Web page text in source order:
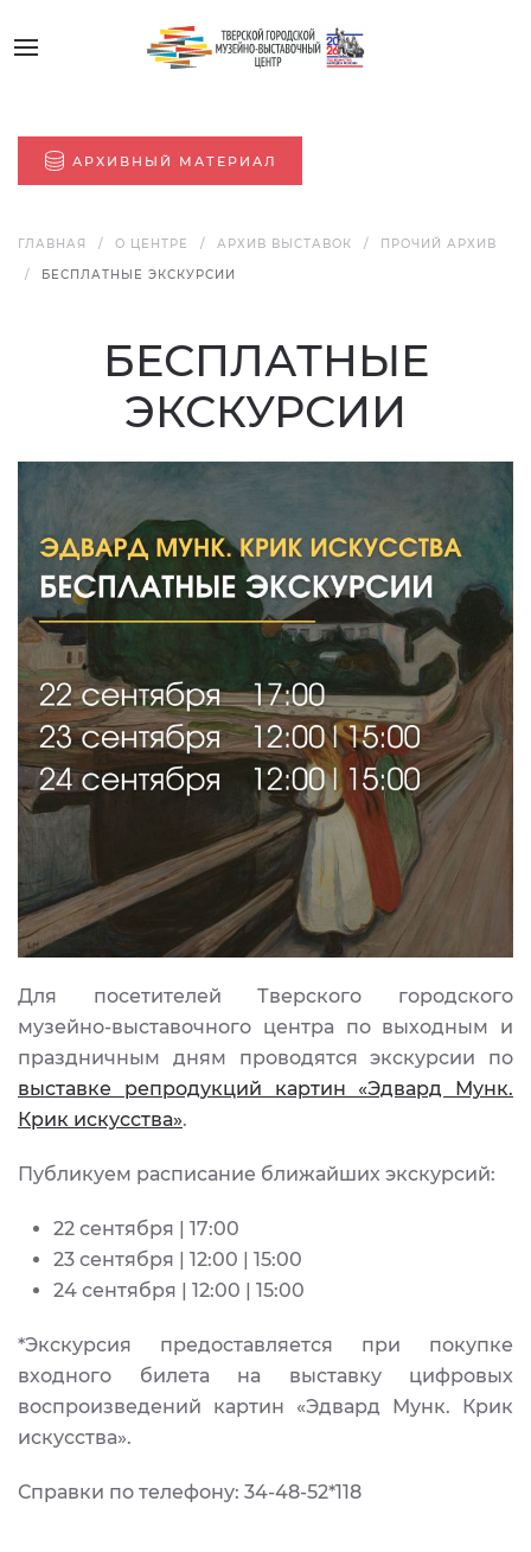
АРХИВНЫЙ МАТЕРИАЛ
ГЛАВНАЯ О ЦЕНТРЕ АРХИВ ВЫСТАВОК
ПРОЧИЙ АРХИВ
БЕСПЛАТНЫЕ ЭКСКУРСИИ
БЕСПЛАТНЫЕ
ЭКСКУРСИИ
Для посетителей Тверского городского
музейно-выставочного центра по выходным и
праздничным дням проводятся экскурсии по
выставке репродукций картин «Эдвард Мунк.
Крик искусства».
Публикуем расписание ближайших экскурсий:
22 сентября | 17:00
23 сентября | 12:00 | 15:00
24 сентября | 12:00 | 15:00
*Экскурсия предоставляется при покупке
входного билета на выставку цифровых
воспроизведений картин «Эдвард Мунк. Крик
искусства».
Справки по телефону: 34-48-52*118